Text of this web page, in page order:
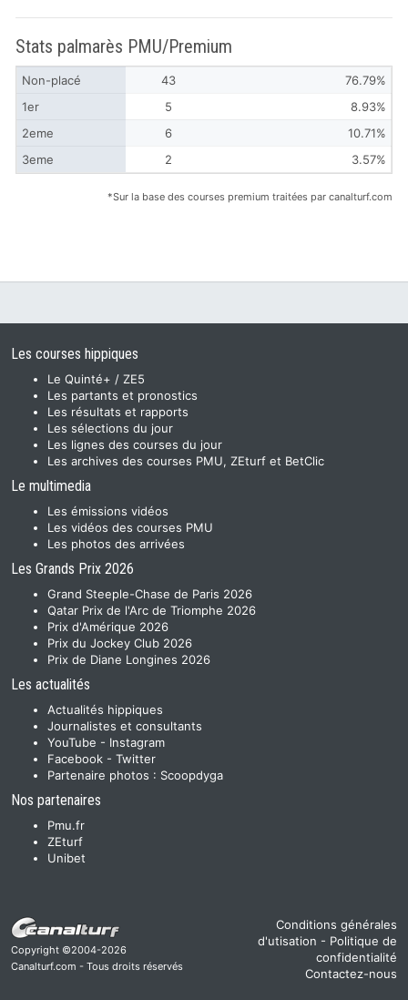
Stats palmarès PMU/Premium
Non-placé 43
76.79%
1er
5
8.93%
2eme
6
10.71%
3eme
2 3.57%
*Sur la base des courses premium traitées par canalturf.com
Les courses hippiques
Le Quinté+ / ZE5
Les partants et pronostics
Les résultats et rapports
Les sélections du jour
Les lignes des courses du jour
Les archives des courses PMU, ZEturf et BetClic
Le multimedia
Les émissions vidéos
Les vidéos des courses PMU
Les photos des arrivées
Les Grands Prix 2026
Grand Steeple-Chase de Paris 2026
Qatar Prix de l'Arc de Triomphe 2026
Prix d'Amérique 2026
Prix du Jockey Club 2026
Prix de Diane Longines 2026
Les actualités
Actualités hippiques
Journalistes et consultants
YouTube - Instagram
Facebook - Twitter
Partenaire photos : Scoopdyga
Nos partenaires
Pmu.fr
ZEturf
Unibet
Copyright ©2004-2026
Canalturf.com - Tous droits réservés
Conditions générales
d'utisation - Politique de
confidentialité
Contactez-nous